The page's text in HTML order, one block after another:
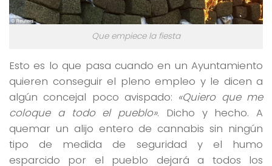
Que empiece la fiesta
Esto es lo que pasa cuando en un Ayuntamiento
quieren conseguir el pleno empleo y le dicen a
algún concejal poco avispado: «Quiero que me
coloque a todo el pueblo». Dicho y hecho. A
quemar un alijo entero de cannabis sin ningún
tipo de medida de seguridad y el humo
esparcido por el pueblo dejará a todos los